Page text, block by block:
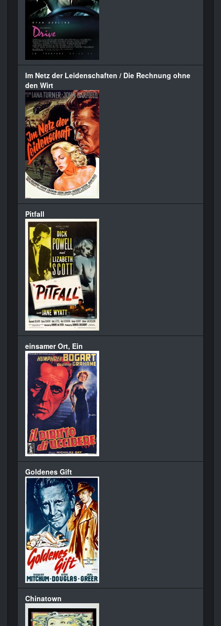
Im Netz der Leidenschaften / Die Rechnung ohne
den Wirt
Pitfall
einsamer Ort, Ein
Goldenes Gift
Chinatown